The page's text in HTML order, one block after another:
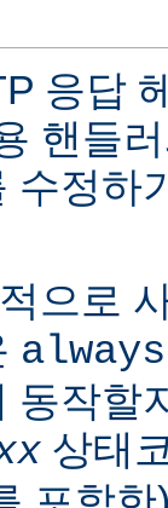
응답
핸들
수정하
으로
always
동작할
상태